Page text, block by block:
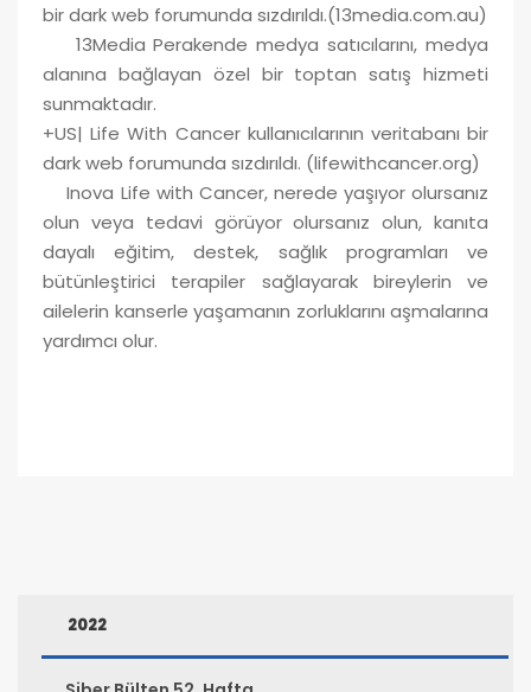
bir dark web forumunda sızdırıldı.(13media.com.au)
13Media Perakende medya satıcılarını, medya
alanına bağlayan özel bir toptan satış hizmeti
sunmaktadır.
+US| Life With Cancer kullanıcılarının veritabanı bir
dark web forumunda sızdırıldı. (lifewithcancer.org)
Inova Life with Cancer, nerede yaşıyor olursanız
olun veya tedavi görüyor olursanız olun, kanıta
dayalı eğitim, destek, sağlık programları ve
bütünleştirici terapiler sağlayarak bireylerin ve
ailelerin kanserle yaşamanın zorluklarını aşmalarına
yardımcı olur.
2022